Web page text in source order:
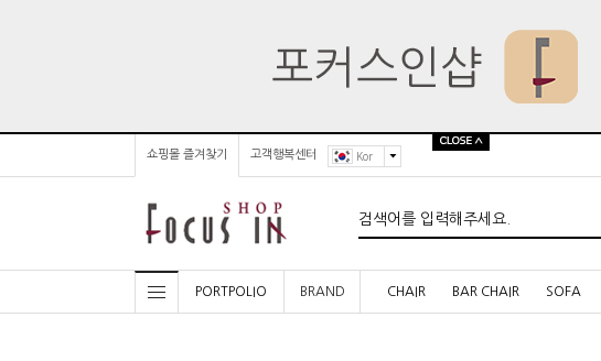
쇼핑몰 즐겨찾기 고객행복센터 Kor
PORTPOLIO BRAND CHAIR BAR CHAIR SOFA